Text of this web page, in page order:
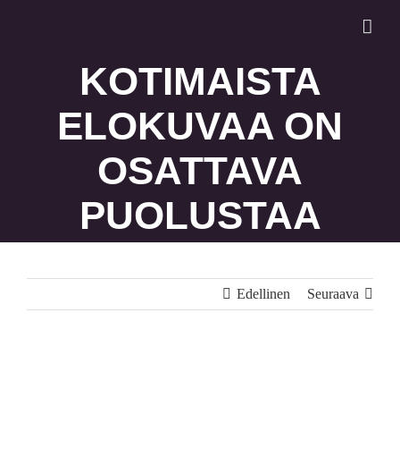
KOTIMAISTA
ELOKUVAA ON
OSATTAVA
PUOLUSTAA
Edellinen Seuraava